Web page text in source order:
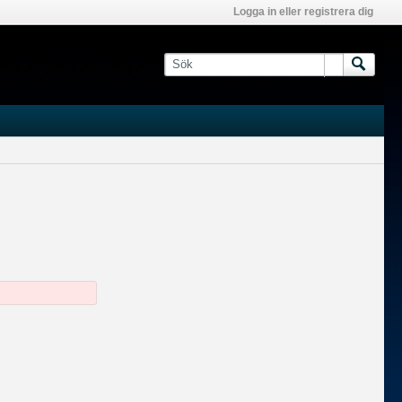
Logga in eller registrera dig